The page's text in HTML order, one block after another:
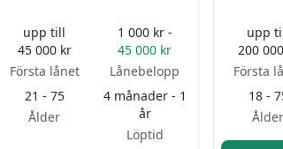
upp till
45 000 kr
Första lånet
1 000 kr -
45 000 kr
Lånebelopp
21 - 75
Ålder
4 månader - 1
år
Löptid
upp
200
Första
18 -
Ålder